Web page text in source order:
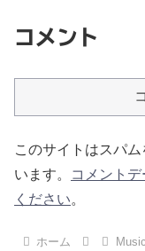
コメント
このサイトはスパ
います。
コメント
ください。
ホーム Music